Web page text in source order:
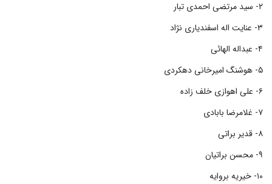
۲- سید مرتضی احمدی تبار
۳- عنایت اله اسفندیاری نژاد
۴- عبداله الهائی
۵- هوشنگ امیرخانی دهکردی
۶- علی اهوازی خلف زاده
۷- غلامرضا بابادی
۸- قدیر براتی
۹- محسن براتیان
۱۰- خیریه بروایه